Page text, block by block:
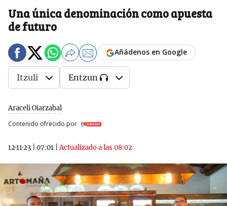
Una única denominación como apuesta
de futuro
Araceli Oiarzabal
Contenido ofrecido por
12·11·23 07:01 |Actualizado a las 08:02
Añádenos en Google
Itzuli Entzun